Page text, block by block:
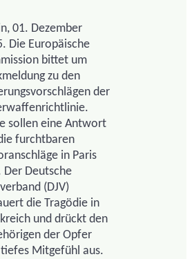
01. Dezember
Die Europäische
bittet um
zu den
der
sollen eine Antwort
furchtbaren
in Paris
Der Deutsche
(DJV)
die Tragödie in
und drückt den
der Opfer
Mitgefühl aus.